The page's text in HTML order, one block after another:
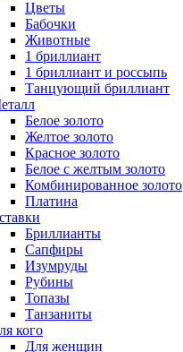
Цветы
Бабочки
Животные
1 бриллиант
1 бриллиант и россыпь
Танцующий бриллиант
Белое золото
Желтое золото
Красное золото
Белое с желтым золото
Комбинированное золото
Платина
Бриллианты
Сапфиры
Изумруды
Рубины
Топазы
Танзаниты
кого
Для женщин